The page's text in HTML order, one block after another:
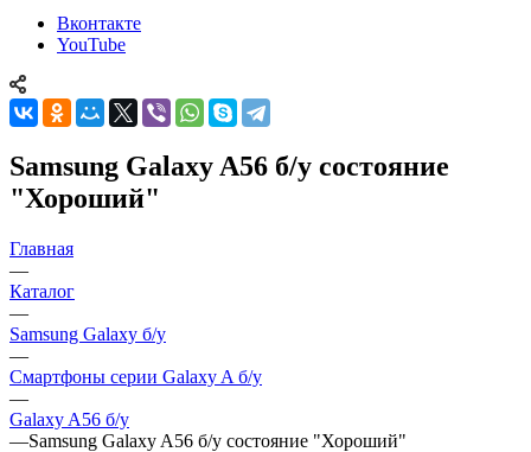
Вконтакте
YouTube
Samsung Galaxy A56 б/у состояние
"Хороший"
Главная
—
Каталог
—
Samsung Galaxy б/у
—
Смартфоны серии Galaxy A б/у
—
Galaxy A56 б/у
—Samsung Galaxy A56 б/у состояние "Хороший"